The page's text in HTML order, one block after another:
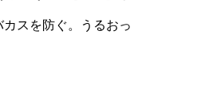
スを防ぐ。うるおっ